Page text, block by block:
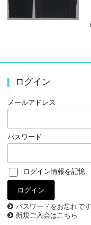
ログイン
メールアドレス
パスワード
ログイン情報を記憶
パスワードをお忘れで
新規ご入会はこちら